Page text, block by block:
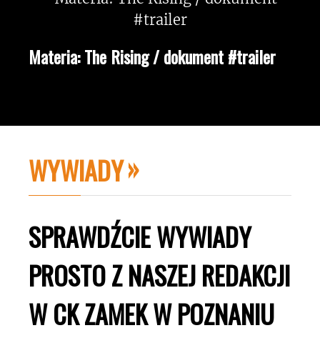
Materia: The Rising / dokument #trailer
WYWIADY
SPRAWDŹCIE WYWIADY
PROSTO Z NASZEJ REDAKCJI
W CK ZAMEK W POZNANIU